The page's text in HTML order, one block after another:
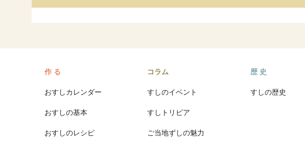
作 る
おすしカレンダー
おすしの基本
おすしのレシピ
コラム
すしのイベント
すしトリビア
ご当地ずしの魅力
歴 史
すしの歴史